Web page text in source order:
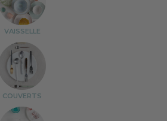
VAISSELLE
COUVERTS